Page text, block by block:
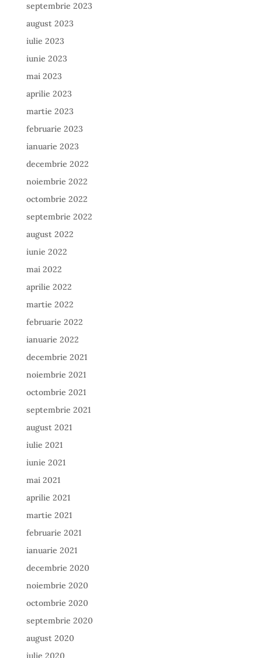
septembrie 2023
august 2023
iulie 2023
iunie 2023
mai 2023
aprilie 2023
martie 2023
februarie 2023
ianuarie 2023
decembrie 2022
noiembrie 2022
octombrie 2022
septembrie 2022
august 2022
iunie 2022
mai 2022
aprilie 2022
martie 2022
februarie 2022
ianuarie 2022
decembrie 2021
noiembrie 2021
octombrie 2021
septembrie 2021
august 2021
iulie 2021
iunie 2021
mai 2021
aprilie 2021
martie 2021
februarie 2021
ianuarie 2021
decembrie 2020
noiembrie 2020
octombrie 2020
septembrie 2020
august 2020
iulie 2020